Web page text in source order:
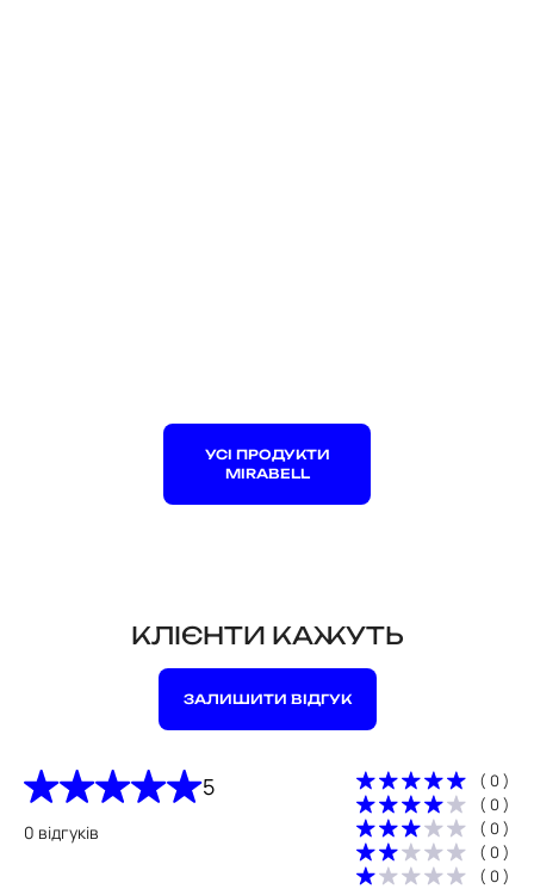
УСІ ПРОДУКТИ
MIRABELL
КЛІЄНТИ КАЖУТЬ
ЗАЛИШИТИ ВІДГУК
5
0 відгуків
( 0 )
( 0 )
( 0 )
( 0 )
( 0 )